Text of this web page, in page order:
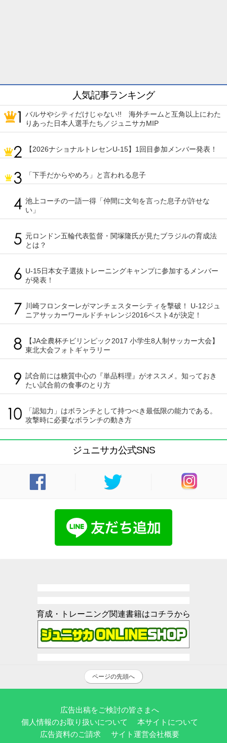
人気記事ランキング
バルサやシティだけじゃない!! 海外チームと互角以上にわた
りあった日本人選手たち／ジュニサカMIP
【2026ナショナルトレセンU-15】1回目参加メンバー発表！
「下手だからやめろ」と言われる息子
池上コーチの一語一得「仲間に文句を言った息子が許せな
い」
元ロンドン五輪代表監督・関塚隆氏が見たブラジルの育成法
とは？
U-15日本女子選抜トレーニングキャンプに参加するメンバー
が発表！
川崎フロンターレがマンチェスターシティを撃破！ U-12ジュ
ニアサッカーワールドチャレンジ2016ベスト4が決定！
【JA全農杯チビリンピック2017 小学生8人制サッカー大会】
東北大会フォトギャラリー
試合前には糖質中心の『単品料理』がオススメ。知っておき
たい試合前の食事のとり方
「認知力」はボランチとして持つべき最低限の能力である。
攻撃時に必要なボランチの動き方
ジュニサカ公式SNS
育成・トレーニング関連書籍はコチラから
ページの先頭へ
広告出稿をご検討の皆さまへ
個人情報のお取り扱いについて
本サイトについて
広告資料のご請求
サイト運営会社概要